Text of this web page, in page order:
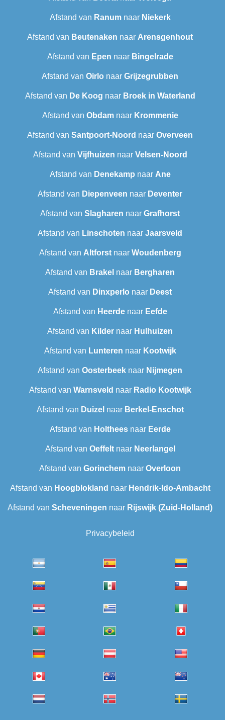
Afstand van Ranumnaar Niekerk
Afstand van Beutenaken naar Arensgenhout
Afstand van Epen naar Bingelrade
Afstand van Oirlo naar Grijzegrubben
Afstand van De Koog naar Broek in Waterland
Afstand van Obdamnaar Krommenie
Afstand van Santpoort-Noord naar Overveen
Afstand van Vijfhuizen naar Velsen-Noord
Afstand van Denekamp naar Ane
Afstand van Diepenveen naar Deventer
Afstand van Slagharen naar Grafhorst
Afstand van Linschoten naar Jaarsveld
Afstand van Altforstnaar Woudenberg
Afstand van Brakel naar Bergharen
Afstand van Dinxperlo naar Deest
Afstand van Heerdenaar Eefde
Afstand van Kilder naar Hulhuizen
Afstand van Lunteren naar Kootwijk
Afstand van Oosterbeek naar Nijmegen
Afstand van Warnsveld naar Radio Kootwijk
Afstand van Duizel naar Berkel-Enschot
Afstand van Holtheesnaar Eerde
Afstand van Oeffeltnaar Neerlangel
Afstand van Gorinchem naar Overloon
Afstand van Hoogblokland naar Hendrik-Ido-Ambacht
Afstand van Scheveningen‎ naar Rijswijk (Zuid-Holland)
Privacybeleid